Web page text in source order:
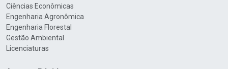
Ciências Econômicas
Engenharia Agronômica
Engenharia Florestal
Gestão Ambiental
Licenciaturas